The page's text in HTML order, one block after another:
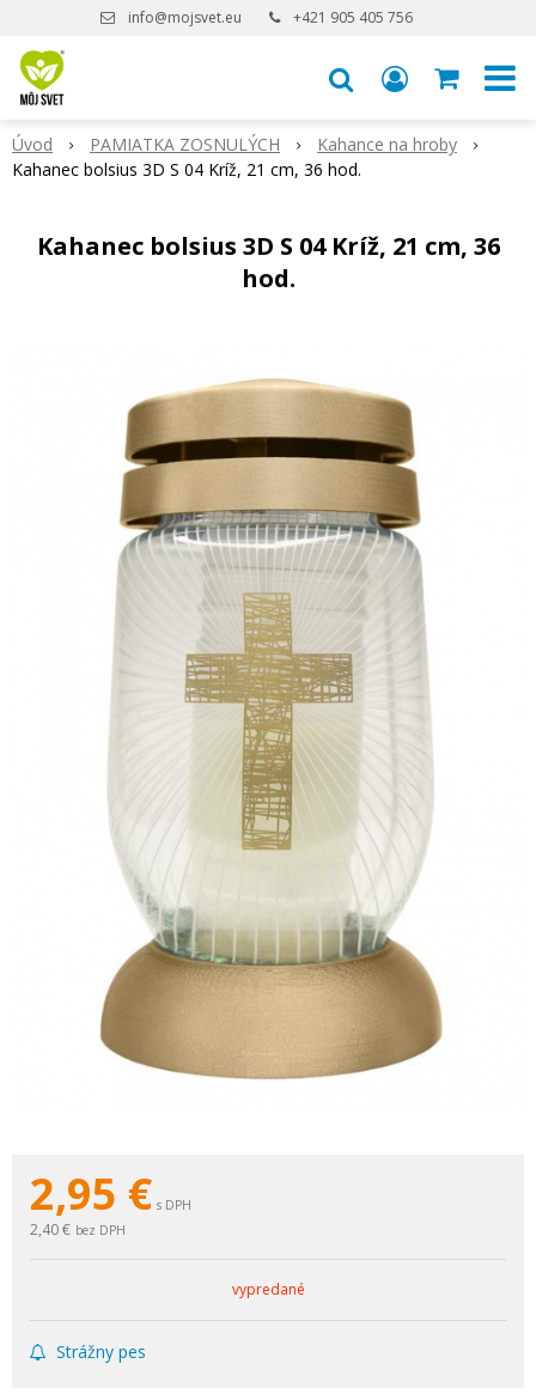
info@mojsvet.eu +421 905 405 756
Úvod PAMIATKA ZOSNULÝCH
Kahance na hroby
Kahanec bolsius 3D S 04 Kríž, 21 cm, 36 hod.
Kahanec bolsius 3D S 04 Kríž, 21 cm, 36
hod.
2,95 € s DPH
2,40 € bez DPH
vypredané
Strážny pes